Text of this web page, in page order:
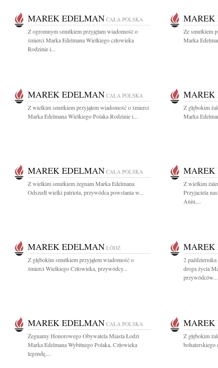
MAREK EDELMAN CAŁA POLSKA
Z ogromnym smutkiem przyjęłam wiadomość o
śmierci Marka Edelmana Wielkiego człowieka
Rodzinie i...
MAREK
Ze smutkiem
Marka
MAREK EDELMAN CAŁA POLSKA
Z wielkim smutkiem przyjąłem wiadomość o śmierci
Marka Edelmana Wielkiego Polaka Rodzinie i...
MAREK
Z głębokim
Marka
MAREK EDELMAN CAŁA POLSKA
Z wielkim smutkiem żegnam Marka Edelmana
Odszedł wielki patriota, przywódca powstania w...
MAREK
Z wielkim
Przyjaciela
Aniu,...
MAREK EDELMAN ŁÓDŹ
Z głębokim smutkiem przyjąłem wiadomość o
śmierci Wielkiego Człowieka, przywódcy...
MAREK
2 października
droga życia
przywódców...
MAREK EDELMAN CAŁA POLSKA
Żegnamy Honorowego Obywatela Miasta Łodzi
Marka Edelmana Wybitnego Polaka, Człowieka
legendę,...
MAREK
Z głębokim
bohaterskiego